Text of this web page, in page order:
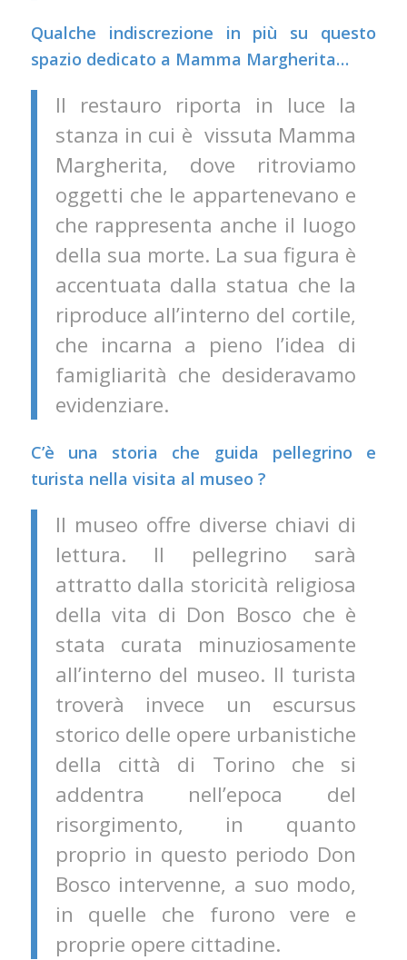
Qualche indiscrezione in più su questo
spazio dedicato a Mamma Margherita…
Il restauro riporta in luce la
stanza in cui è vissuta Mamma
Margherita, dove ritroviamo
oggetti che le appartenevano e
che rappresenta anche il luogo
della sua morte. La sua figura è
accentuata dalla statua che la
riproduce all’interno del cortile,
che incarna a pieno l’idea di
famigliarità che desideravamo
evidenziare.
C’è una storia che guida pellegrino e
turista nella visita al museo ?
Il museo offre diverse chiavi di
lettura. Il pellegrino sarà
attratto dalla storicità religiosa
della vita di Don Bosco che è
stata curata minuziosamente
all’interno del museo. Il turista
troverà invece un escursus
storico delle opere urbanistiche
della città di Torino che si
addentra nell’epoca del
risorgimento, in quanto
proprio in questo periodo Don
Bosco intervenne, a suo modo,
in quelle che furono vere e
proprie opere cittadine.